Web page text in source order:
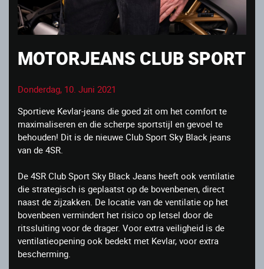
MOTORJEANS CLUB SPORT
Donderdag, 10. Juni 2021
Sportieve Kevlar-jeans die goed zit om het comfort te
maximaliseren en die scherpe sportstijl en gevoel te
behouden! Dit is de nieuwe Club Sport Sky Black jeans
van de 4SR.
De 4SR Club Sport Sky Black Jeans heeft ook ventilatie
die strategisch is geplaatst op de bovenbenen, direct
naast de zijzakken. De locatie van de ventilatie op het
bovenbeen vermindert het risico op letsel door de
ritssluiting voor de drager. Voor extra veiligheid is de
ventilatieopening ook bedekt met Kevlar, voor extra
bescherming.